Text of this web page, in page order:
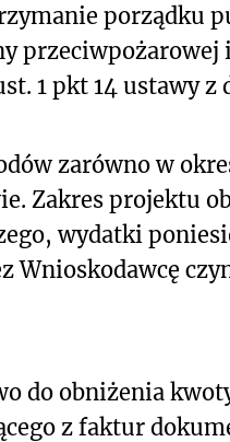
porządku
przeciwpożarowej i
1 pkt 14 ustawy z
zarówno w
Zakres projektu
wydatki
Wnioskodawcę
do obniżenia
z faktur